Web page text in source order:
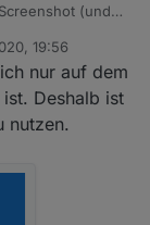
(und
19:56
nur auf dem
Deshalb ist
nutzen.